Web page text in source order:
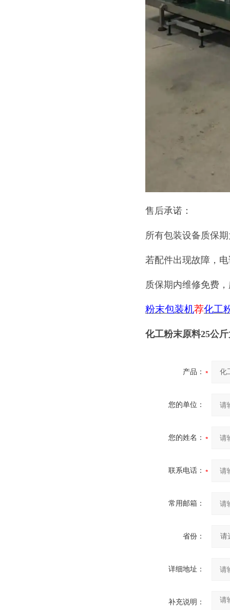
售后承诺：
所有包装设备质保
若配件出现故障，
质保期内维修免费
粉末包装机荐化工
化工粉末原料25公
产品：
您的单位：
您的姓名：
联系电话：
常用邮箱：
省份：
详细地址：
补充说明：